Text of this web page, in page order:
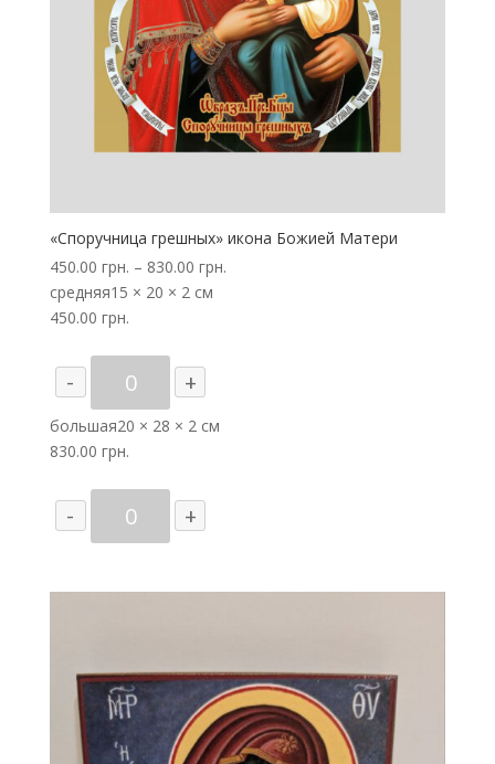
«Споручница грешных» икона Божией Матери
450.00 грн. – 830.00 грн.
средняя15 × 20 × 2 см
450.00 грн.
-
Количество
товара
"Споручница
грешных"
икона
Божией
Матери
+
большая20 × 28 × 2 см
830.00 грн.
-
Количество
товара
+